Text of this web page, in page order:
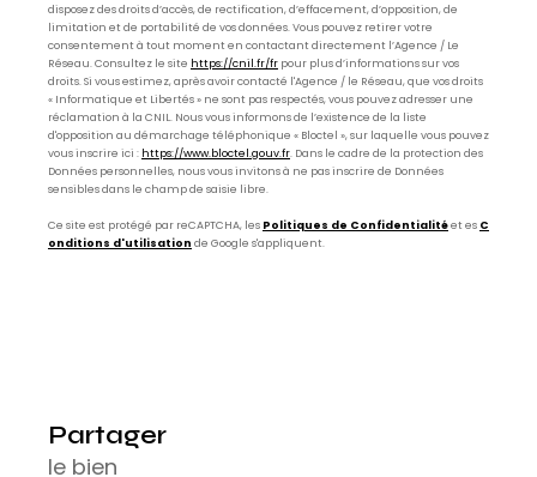
disposez des droits d’accès, de rectification, d’effacement, d’opposition, de
limitation et de portabilité de vos données. Vous pouvez retirer votre
consentement à tout moment en contactant directement l’Agence / Le
Réseau. Consultez le site https://cnil.fr/fr pour plus d’informations sur vos
droits. Si vous estimez, après avoir contacté l'Agence / le Réseau, que vos droits
« Informatique et Libertés » ne sont pas respectés, vous pouvez adresser une
réclamation à la CNIL. Nous vous informons de l’existence de la liste
d'opposition au démarchage téléphonique « Bloctel », sur laquelle vous pouvez
vous inscrire ici : https://www.bloctel.gouv.fr. Dans le cadre de la protection des
Données personnelles, nous vous invitons à ne pas inscrire de Données
sensibles dans le champ de saisie libre.
Ce site est protégé par reCAPTCHA, les Politiques de Confidentialitéet es C
onditions d'utilisation de Google s'appliquent.
partager
le bien